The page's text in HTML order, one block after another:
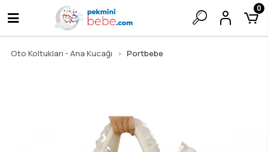
0
Oto Koltukları - Ana Kucağı Portbebe